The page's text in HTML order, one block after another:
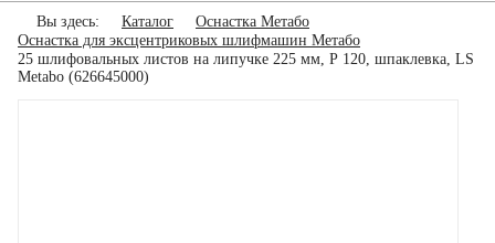
Вы здесь: Каталог
Оснастка Метабо
Оснастка для эксцентриковых шлифмашин Метабо
25 шлифовальных листов на липучке 225 мм, Р 120, шпаклевка, LS
Metabo (626645000)